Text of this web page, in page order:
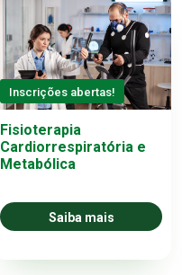
Inscrições abertas!
Fisioterapia
Cardiorrespiratória e
Metabólica
Saiba mais